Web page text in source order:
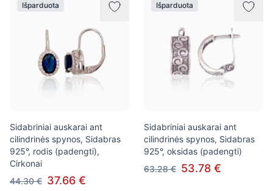
Išparduota
Sidabriniai auskarai ant
cilindrinės spynos, Sidabras
925°, rodis (padengti),
Cirkonai
44.30 € 37.66 €
Išparduota
Sidabriniai auskarai ant
cilindrinės spynos, Sidabras
925°, oksidas (padengti)
63.28 € 53.78 €